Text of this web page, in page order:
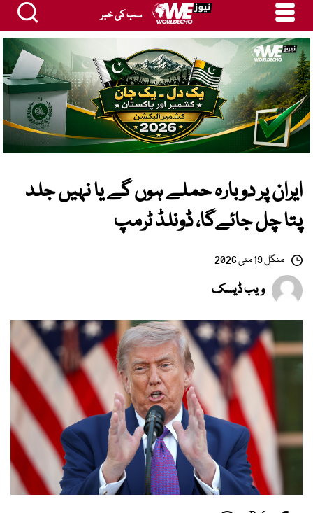
سب کی خبر
ایران پر دوبارہ حملے ہوں گے یا نہیں جلد
پتا چل جائےگا، ڈونلڈ ٹرمپ
منگل 19 مئی 2026
ویب ڈیسک